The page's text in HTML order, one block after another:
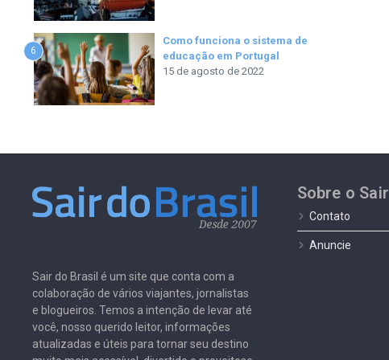
6
Como funciona o sistema de
educação em Portugal
15 de agosto de 2022
Sair do Brasil é um site que conta com a
colaboração de vários viajantes, jornalistas
e blogueiros. Temos a intenção de levar até
você, nosso querido leitor, informações
atualizadas e úteis para tornar seu destino
Sobre o Sair
Contato
Anuncie